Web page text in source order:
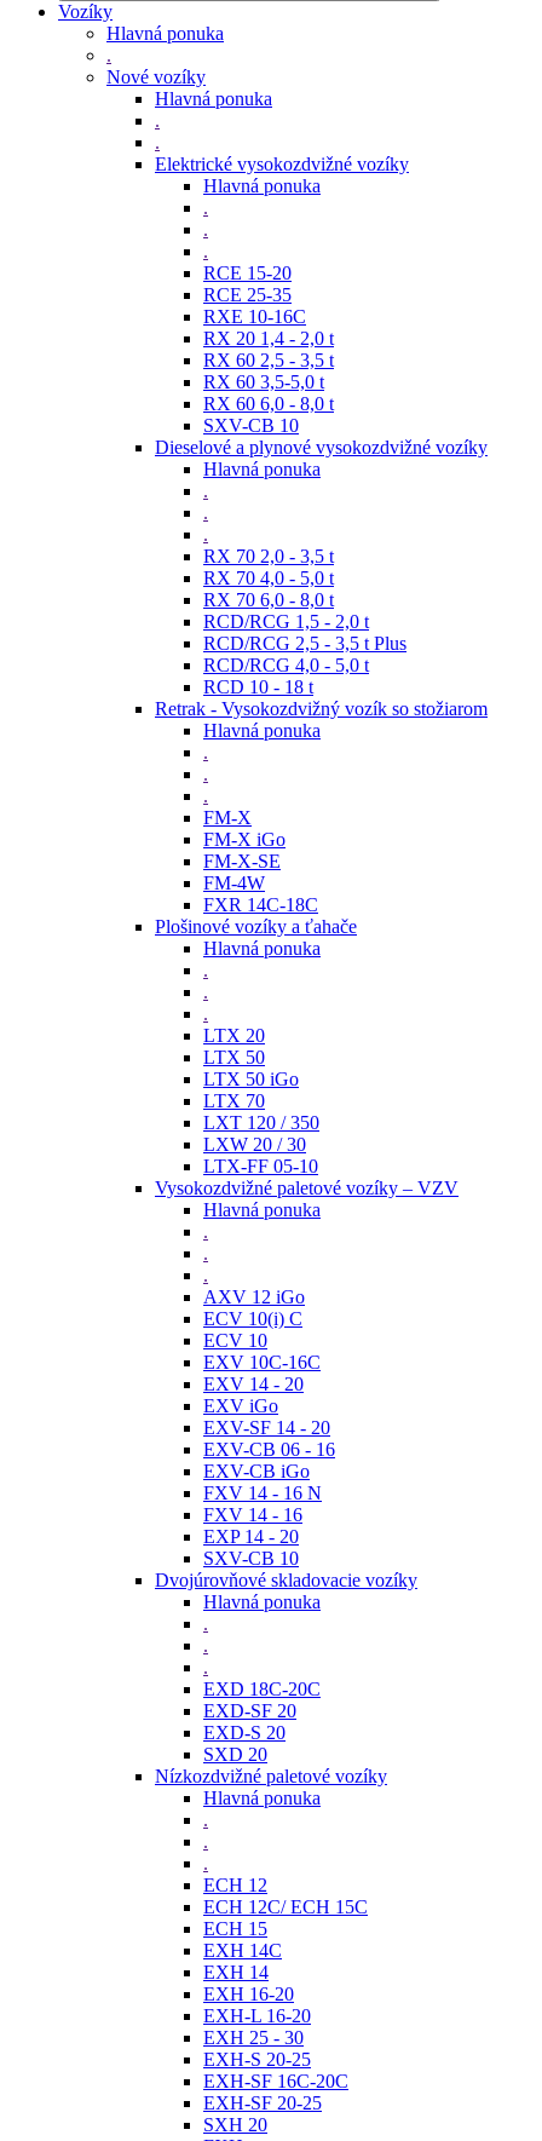
Vozíky
Hlavná ponuka
.
Nové vozíky
Hlavná ponuka
.
.
Elektrické vysokozdvižné vozíky
Hlavná ponuka
.
.
.
RCE 15-20
RCE 25-35
RXE 10-16C
RX 20 1,4 - 2,0 t
RX 60 2,5 - 3,5 t
RX 60 3,5-5,0 t
RX 60 6,0 - 8,0 t
SXV-CB 10
Dieselové a plynové vysokozdvižné vozíky
Hlavná ponuka
.
.
.
RX 70 2,0 - 3,5 t
RX 70 4,0 - 5,0 t
RX 70 6,0 - 8,0 t
RCD/RCG 1,5 - 2,0 t
RCD/RCG 2,5 - 3,5 t Plus
RCD/RCG 4,0 - 5,0 t
RCD 10 - 18 t
Retrak - Vysokozdvižný vozík so stožiarom
Hlavná ponuka
.
.
.
FM-X
FM-X iGo
FM-X-SE
FM-4W
FXR 14C-18C
Plošinové vozíky a ťahače
Hlavná ponuka
.
.
.
LTX 20
LTX 50
LTX 50 iGo
LTX 70
LXT 120 / 350
LXW 20 / 30
LTX-FF 05-10
Vysokozdvižné paletové vozíky – VZV
Hlavná ponuka
.
.
.
AXV 12 iGo
ECV 10(i) C
ECV 10
EXV 10C-16C
EXV 14 - 20
EXV iGo
EXV-SF 14 - 20
EXV-CB 06 - 16
EXV-CB iGo
FXV 14 - 16 N
FXV 14 - 16
EXP 14 - 20
SXV-CB 10
Dvojúrovňové skladovacie vozíky
Hlavná ponuka
.
.
.
EXD 18C-20C
EXD-SF 20
EXD-S 20
SXD 20
Nízkozdvižné paletové vozíky
Hlavná ponuka
.
.
.
ECH 12
ECH 12C/ ECH 15C
ECH 15
EXH 14C
EXH 14
EXH 16-20
EXH-L 16-20
EXH 25 - 30
EXH-S 20-25
EXH-SF 16C-20C
EXH-SF 20-25
SXH 20